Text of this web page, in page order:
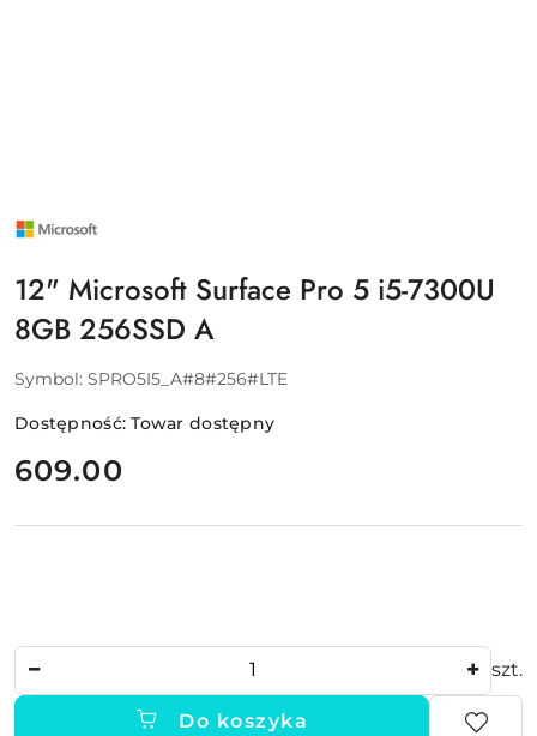
NAZWA
PRODUCENTA:
12" Microsoft Surface Pro 5 i5-7300U
8GB 256SSD A
Symbol: SPRO5I5_A#8#256#LTE
Dostępność:Towar dostępny
cena:
609.00
szt.
Do koszyka